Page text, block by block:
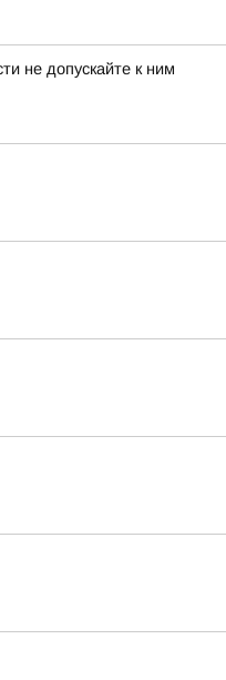
не допускайте к ним